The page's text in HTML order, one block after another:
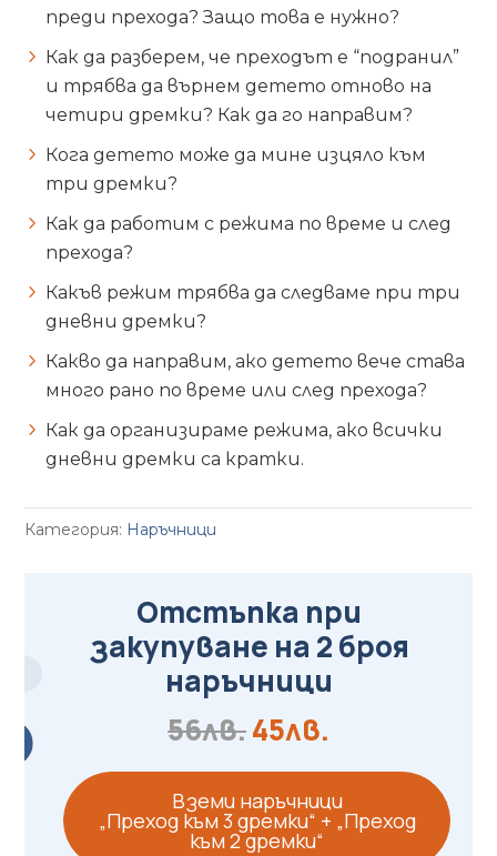
преди прехода? Защо това е нужно?
Как да разберем, че преходът е “подранил”
и трябва да върнем детето отново на
четири дремки? Как да го направим?
Кога детето може да мине изцяло към
три дремки?
Как да работим с режима по време и след
прехода?
Какъв режим трябва да следваме при три
дневни дремки?
Какво да направим, ако детето вече става
много рано по време или след прехода?
Как да организираме режима, ако всички
дневни дремки са кратки.
Категория: Наръчници
Отстъпка при
закупуване на 2 броя
наръчници
56лв.45лв.
Вземи наръчници
„Преход към 3 дремки“ + „Преход
към 2 дремки“